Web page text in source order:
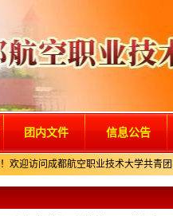
团内文件 信息公告
欢迎访问成都航空职业技术大学共青团